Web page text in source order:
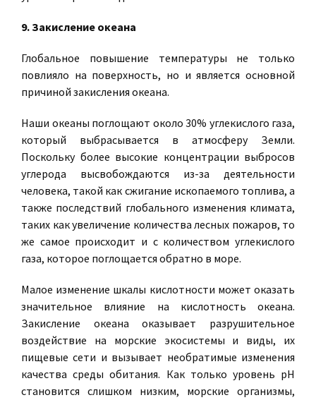
9. Закисление океана
Глобальное повышение температуры не только
повлияло на поверхность, но и является основной
причиной закисления океана.
Наши океаны поглощают около 30% углекислого газа,
который выбрасывается в атмосферу Земли.
Поскольку более высокие концентрации выбросов
углерода высвобождаются из-за деятельности
человека, такой как сжигание ископаемого топлива, а
также последствий глобального изменения климата,
таких как увеличение количества лесных пожаров, то
же самое происходит и с количеством углекислого
газа, которое поглощается обратно в море.
Малое изменение шкалы кислотности может оказать
значительное влияние на кислотность океана.
Закисление океана оказывает разрушительное
воздействие на морские экосистемы и виды, их
пищевые сети и вызывает необратимые изменения
качества среды обитания. Как только уровень pH
становится слишком низким, морские организмы,